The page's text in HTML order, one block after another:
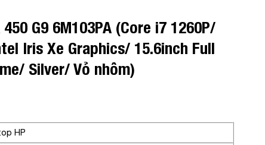
G9 6M103PA (Core i7 1260P/
Iris Xe Graphics/ 15.6inch Full
Silver/ Vỏ nhôm)
HP